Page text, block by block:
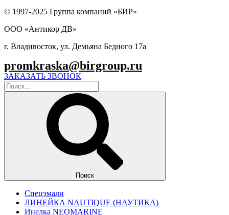
© 1997-2025 Группа компаний «БИР»
ООО «Антикор ДВ»
г. Владивосток, ул. Демьяна Бедного 17а
promkraska@birgroup.ru
ЗАКАЗАТЬ ЗВОНОК
Поиск
Спецэмали
ЛИНЕЙКА NAUTIQUE (НАУТИКА)
Инелка NEOMARINE